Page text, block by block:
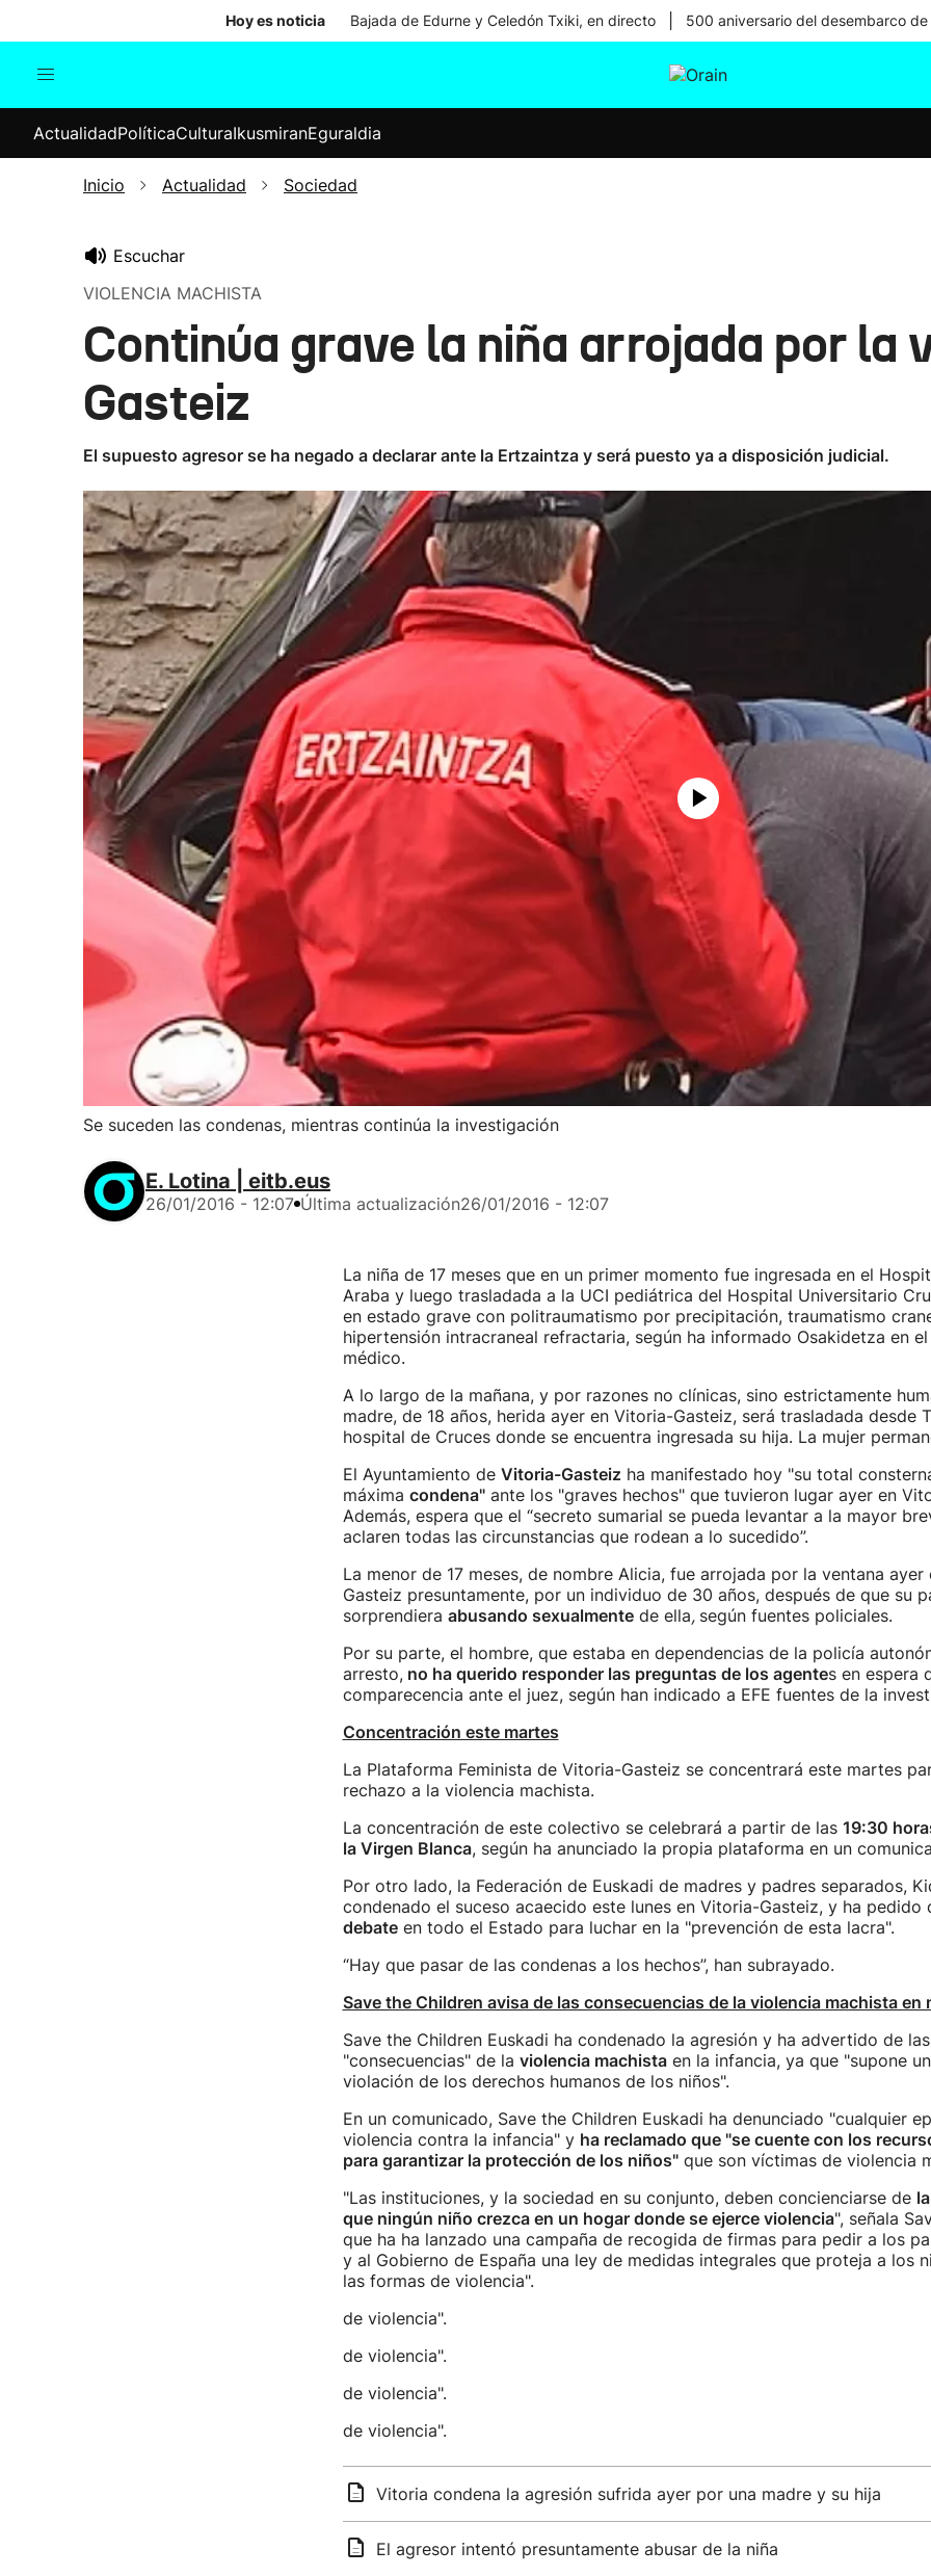
Hoy es noticia Bajada de Edurne y Celedón Txiki, en directo 500 aniversario del desembarco de
Internacional
Elecciones
ActualidadPolíticaCulturaIkusmiranEguraldia
Inicio Actualidad Sociedad
Escuchar
VIOLENCIA MACHISTA
Continúa grave la niña arrojada por la
Gasteiz
El supuesto agresor se ha negado a declarar ante la Ertzaintza y será puesto ya a disposición judicial.
Se suceden las condenas, mientras continúa la investigación
E. Lotina | eitb.eus
26/01/2016 - 12:07 Última actualización26/01/2016 - 12:07
La niña de 17 meses que en un primer momento fue ingresada en el
Araba y luego trasladada a la UCI pediátrica del Hospital Universitario
en estado grave con politraumatismo por precipitación, traumatismo
hipertensión intracraneal refractaria, según ha informado Osakidetza en
médico.
A lo largo de la mañana, y por razones no clínicas, sino estrictamente
madre, de 18 años, herida ayer en Vitoria-Gasteiz, será trasladada desde
hospital de Cruces donde se encuentra ingresada su hija. La mujer
El Ayuntamiento de Vitoria-Gasteizha manifestado hoy "su total
máxima condena"ante los "graves hechos" que tuvieron lugar ayer en
Además, espera que el “secreto sumarial se pueda levantar a la mayor
aclaren todas las circunstancias que rodean a lo sucedido”.
La menor de 17 meses, de nombre Alicia, fue arrojada por la ventana
Gasteiz presuntamente, por un individuo de 30 años, después de que su
sorprendiera abusando sexualmentede ella, según fuentes policiales.
Por su parte, el hombre, que estaba en dependencias de la policía
arresto,no ha querido responder las preguntas de los agentes en espera
comparecencia ante el juez, según han indicado a EFE fuentes de la
Concentración este martes
La Plataforma Feminista de Vitoria-Gasteiz se concentrará este martes
rechazo a la violencia machista.
La concentración de este colectivo se celebrará a partir de las 19:30
la Virgen Blanca, según ha anunciado la propia plataforma en un
Por otro lado, la Federación de Euskadi de madres y padres separados,
condenado el suceso acaecido este lunes en Vitoria-Gasteiz, y ha pedido
debateen todo el Estado para luchar en la "prevención de esta lacra".
“Hay que pasar de las condenas a los hechos”, han subrayado.
Save the Children avisa de las consecuencias de la violencia machista en
Save the Children Euskadi ha condenado la agresión y ha advertido de las
"consecuencias" de la violencia machistaen la infancia, ya que "supone
violación de los derechos humanos de los niños".
En un comunicado, Save the Children Euskadi ha denunciado "cualquier
violencia contra la infancia" y ha reclamado que "se cuente con los
para garantizar la protección de los niños"que son víctimas de violencia
"Las instituciones, y la sociedad en su conjunto, deben concienciarse de
que ningún niño crezca en un hogar donde se ejerce violencia", señala
que ha ha lanzado una campaña de recogida de firmas para pedir a los
y al Gobierno de España una ley de medidas integrales que proteja a los
las formas de violencia".
de violencia".
de violencia".
de violencia".
de violencia".
Vitoria condena la agresión sufrida ayer por una madre y su hija
El agresor intentó presuntamente abusar de la niña